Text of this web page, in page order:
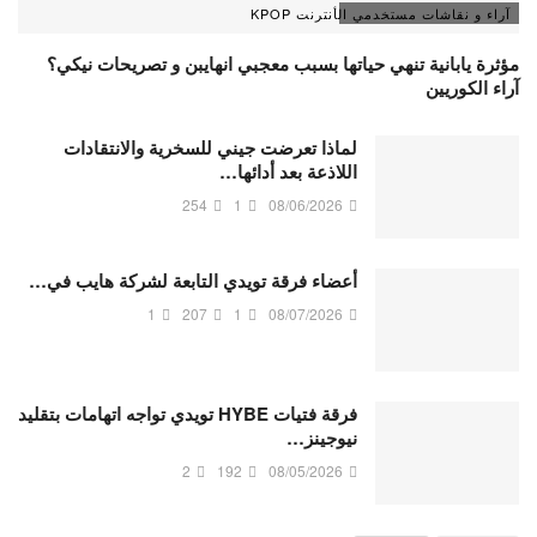
آراء و نقاشات مستخدمي الأنترنت KPOP
مؤثرة يابانية تنهي حياتها بسبب معجبي انهايبن و تصريحات نيكي؟
آراء الكوريين
لماذا تعرضت جيني للسخرية والانتقادات
اللاذعة بعد أدائها…
08/06/2026
1
254
أعضاء فرقة تويدي التابعة لشركة هايب في…
08/07/2026
1
207
1
فرقة فتيات HYBE تويدي تواجه اتهامات بتقليد
نيوجينز…
08/05/2026
192
2